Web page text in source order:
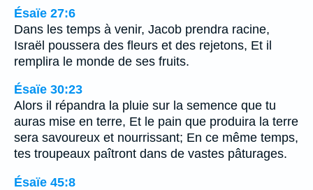
Ésaïe 27:6
Dans les temps à venir, Jacob prendra racine,
Israël poussera des fleurs et des rejetons, Et il
remplira le monde de ses fruits.
Ésaïe 30:23
Alors il répandra la pluie sur la semence que tu
auras mise en terre, Et le pain que produira la terre
sera savoureux et nourrissant; En ce même temps,
tes troupeaux paîtront dans de vastes pâturages.
Ésaïe 45:8